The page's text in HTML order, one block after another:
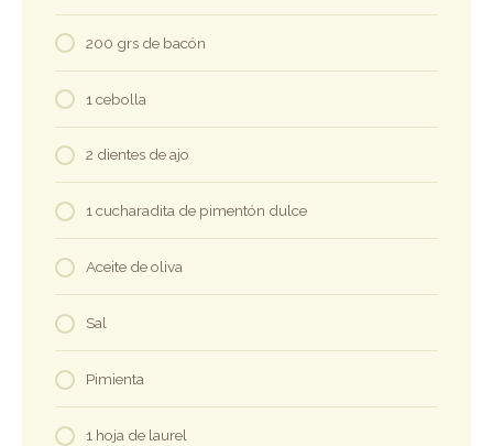
200 grs de bacón
1 cebolla
2 dientes de ajo
1 cucharadita de pimentón dulce
Aceite de oliva
Sal
Pimienta
1 hoja de laurel